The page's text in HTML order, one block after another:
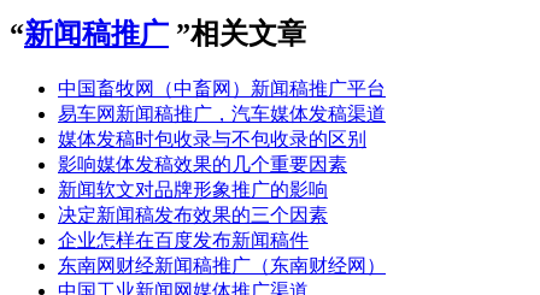
“新闻稿推广 ”相关文章
中国畜牧网（中畜网）新闻稿推广平台
易车网新闻稿推广，汽车媒体发稿渠道
媒体发稿时包收录与不包收录的区别
影响媒体发稿效果的几个重要因素
新闻软文对品牌形象推广的影响
决定新闻稿发布效果的三个因素
企业怎样在百度发布新闻稿件
东南网财经新闻稿推广（东南财经网）
中国工业新闻网媒体推广渠道